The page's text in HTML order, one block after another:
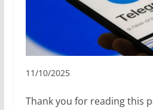
11/10/2025
Thank you for reading this